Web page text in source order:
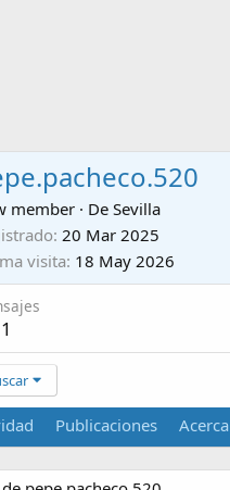
member · De Sevilla
20 Mar 2025
visita 18 May 2026
1
Publicaciones Acerca